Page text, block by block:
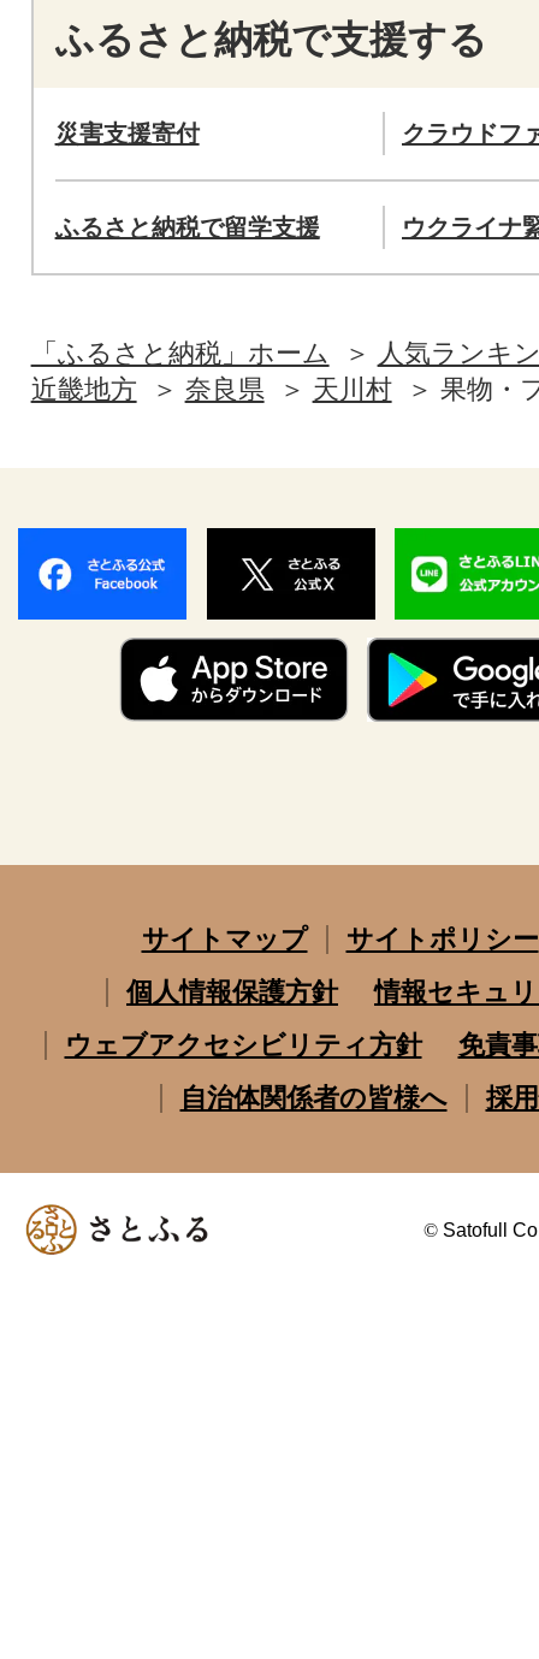
ふるさと納税で支援する
災害支援寄付 クラウドフ
ふるさと納税で留学支援 ウクライナ
「ふるさと納税」ホーム
人気ランキ
近畿地方
奈良県 天川村 果物・
サイトマップ
サイトポリシー
個人情報保護方針
情報セキュ
ウェブアクセシビリティ方針
免責
自治体関係者の皆様へ
採
© Satofull